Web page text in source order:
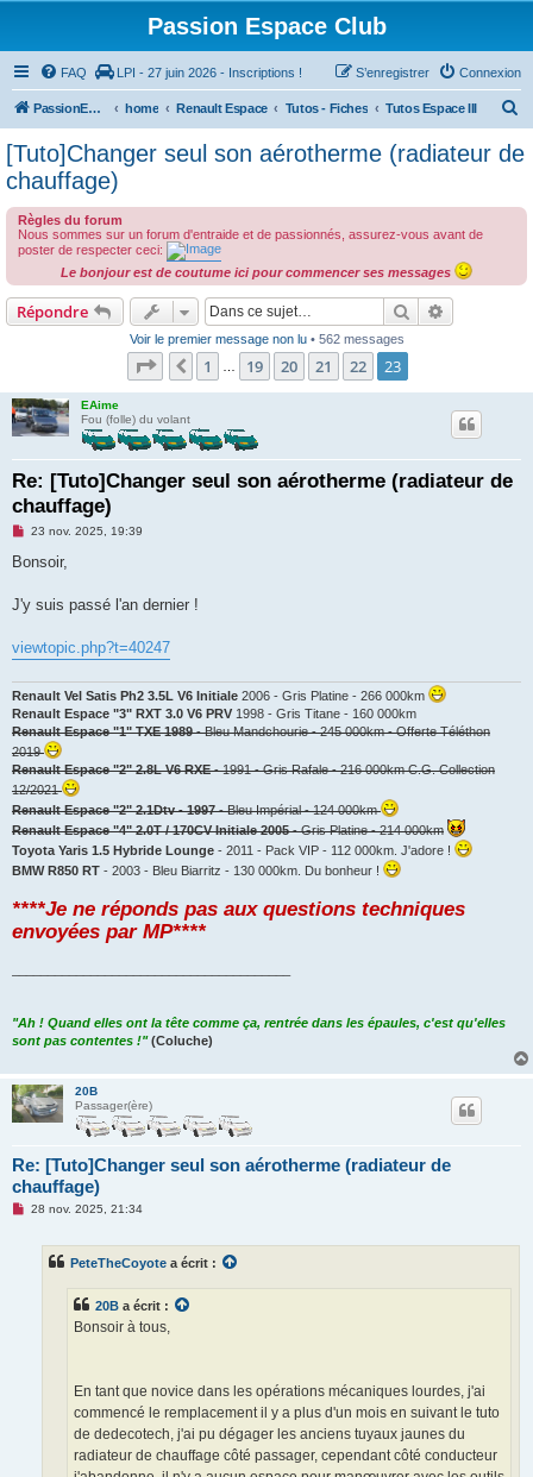
Passion Espace Club
FAQ LPI - 27 juin 2026 - Inscriptions ! Connexion
S’enregistrer
PassionEspaceClub home Renault Espace Tutos - Fiches Tutos Espace III
c
c
[Tuto]Changer seul son aérotherme (radiateur de
chauffage)
Règles du forum
Nous sommes sur un forum d'entraide et de passionnés, assurez-vous avant de
poster de respecter ceci:
Le bonjour est de coutume ici pour commencer ses messages
Répondre Rechercher
Voir le premier message non lu• 562 messages
Page 23 sur 23
Précédente
1 19 20 21 22 23
EAime
Fou (folle) du volant
Re: [Tuto]Changer seul son aérotherme (radiateur de
chauffage)
M
s
g
e
o
n
u
23 nov. 2025, 19:39
Bonsoir,
J'y suis passé l'an dernier !
viewtopic.php?t=40247
Renault Vel Satis Ph2 3.5L V6 Initiale 2006 - Gris Platine - 266 000km
Renault Espace "3" RXT 3.0 V6 PRV 1998 - Gris Titane - 160 000km
Renault Espace "1" TXE 1989- Bleu Mandchourie - 245 000km - Offerte Téléthon
2019
Renault Espace "2" 2.8L V6 RXE- 1991 - Gris Rafale - 216 000km C.G. Collection
12/2021
Renault Espace "2" 2.1Dtv - 1997- Bleu Impérial - 124 000km
Renault Espace "4" 2.0T / 170CV Initiale 2005- Gris Platine - 214 000km
Toyota Yaris 1.5 Hybride Lounge - 2011 - Pack VIP - 112 000km. J'adore !
BMW R850 RT - 2003 - Bleu Biarritz - 130 000km. Du bonheur !
****Je ne réponds pas aux questions techniques
envoyées par MP****
"Ah ! Quand elles ont la tête comme ça, rentrée dans les épaules, c'est qu'elles
sont pas contentes !" (Coluche)
20B
Passager(ère)
Re: [Tuto]Changer seul son aérotherme (radiateur de
chauffage)
M28 nov. 2025, 21:34
PeteTheCoyote a écrit :
20B a écrit :
Bonsoir à tous,
En tant que novice dans les opérations mécaniques lourdes, j'ai
commencé le remplacement il y a plus d'un mois en suivant le tuto
de dedecotech, j'ai pu dégager les anciens tuyaux jaunes du
radiateur de chauffage côté passager, cependant côté conducteur